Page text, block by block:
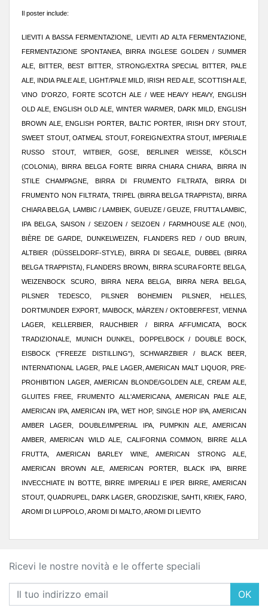
Il poster include:
LIEVITI A BASSA FERMENTAZIONE, LIEVITI AD ALTA FERMENTAZIONE,
FERMENTAZIONE SPONTANEA, BIRRA INGLESE GOLDEN / SUMMER
ALE, BITTER, BEST BITTER, STRONG/EXTRA SPECIAL BITTER, PALE
ALE, INDIA PALE ALE, LIGHT/PALE MILD, IRISH RED ALE, SCOTTISH ALE,
VINO D'ORZO, FORTE SCOTCH ALE / WEE HEAVY HEAVY, ENGLISH
OLD ALE, ENGLISH OLD ALE, WINTER WARMER, DARK MILD, ENGLISH
BROWN ALE, ENGLISH PORTER, BALTIC PORTER, IRISH DRY STOUT,
SWEET STOUT, OATMEAL STOUT, FOREIGN/EXTRA STOUT, IMPERIALE
RUSSO STOUT, WITBIER, GOSE, BERLINER WEISSE, KÖLSCH
(COLONIA), BIRRA BELGA FORTE BIRRA CHIARA CHIARA, BIRRA IN
STILE CHAMPAGNE, BIRRA DI FRUMENTO FILTRATA, BIRRA DI
FRUMENTO NON FILTRATA, TRIPEL (BIRRA BELGA TRAPPISTA), BIRRA
CHIARA BELGA, LAMBIC / LAMBIEK, GUEUZE / GEUZE, FRUTTA LAMBIC,
IPA BELGA, SAISON / SEIZOEN / SEIZOEN / FARMHOUSE ALE (NOI),
BIÈRE DE GARDE, DUNKELWEIZEN, FLANDERS RED / OUD BRUIN,
ALTBIER (DÜSSELDORF-STYLE), BIRRA DI SEGALE, DUBBEL (BIRRA
BELGA TRAPPISTA), FLANDERS BROWN, BIRRA SCURA FORTE BELGA,
WEIZENBOCK SCURO, BIRRA NERA BELGA, BIRRA NERA BELGA,
PILSNER TEDESCO, PILSNER BOHEMIEN PILSNER, HELLES,
DORTMUNDER EXPORT, MAIBOCK, MÄRZEN / OKTOBERFEST, VIENNA
LAGER, KELLERBIER, RAUCHBIER / BIRRA AFFUMICATA, BOCK
TRADIZIONALE, MUNICH DUNKEL, DOPPELBOCK / DOUBLE BOCK,
EISBOCK ("FREEZE DISTILLING"), SCHWARZBIER / BLACK BEER,
INTERNATIONAL LAGER, PALE LAGER, AMERICAN MALT LIQUOR, PRE-
PROHIBITION LAGER, AMERICAN BLONDE/GOLDEN ALE, CREAM ALE,
GLUITES FREE, FRUMENTO ALL'AMERICANA, AMERICAN PALE ALE,
AMERICAN IPA, AMERICAN IPA, WET HOP, SINGLE HOP IPA, AMERICAN
AMBER LAGER, DOUBLE/IMPERIAL IPA, PUMPKIN ALE, AMERICAN
AMBER, AMERICAN WILD ALE, CALIFORNIA COMMON, BIRRE ALLA
FRUTTA, AMERICAN BARLEY WINE, AMERICAN STRONG ALE,
AMERICAN BROWN ALE, AMERICAN PORTER, BLACK IPA, BIRRE
INVECCHIATE IN BOTTE, BIRRE IMPERIALI E IPER BIRRE, AMERICAN
STOUT, QUADRUPEL, DARK LAGER, GRODZISKIE, SAHTI, KRIEK, FARO,
AROMI DI LUPPOLO, AROMI DI MALTO, AROMI DI LIEVITO
Ricevi le nostre novità e le offerte speciali
OK